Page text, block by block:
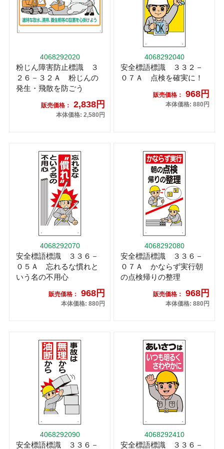
4068292020
粉じん障害防止標識 ３
２６－３２Ａ 粉じんの
発生・飛散を防ごう
販売価格： 2,838円
本体価格: 2,580円
4068292040
安全標語標識 ３３２－
０７Ａ 点検を確実に！
販売価格： 968円
本体価格: 880円
4068292070
安全標語標識 ３３６－
０５Ａ 忘れるな慣れと
いう名の不用心
販売価格： 968円
本体価格: 880円
4068292080
安全標語標識 ３３６－
０７Ａ かならず実行朝
の点検帰りの整理
販売価格： 968円
本体価格: 880円
4068292090
安全標語標識 ３３６－
4068292410
安全標語標識 ３３６－